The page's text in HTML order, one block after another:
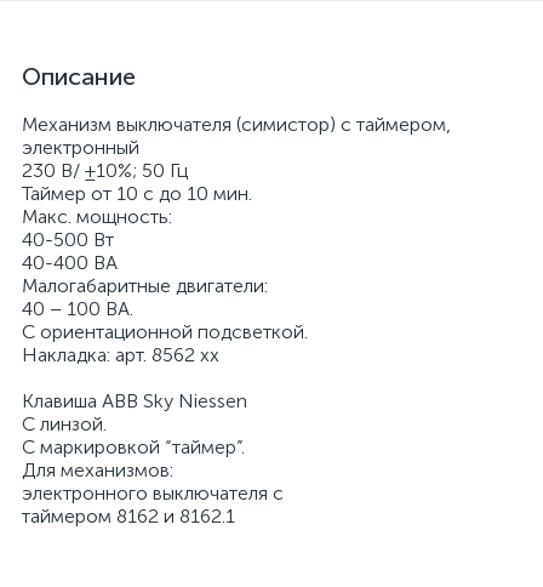
Описание
Механизм выключателя (симистор) с таймером,
электронный
230 В/ ±10%; 50 Гц
Таймер от 10 с до 10 мин.
Макс. мощность:
40-500 Вт
40-400 ВА
Малогабаритные двигатели:
40 – 100 ВА.
С ориентационной подсветкой.
Накладка: арт. 8562 xx
Клавиша ABB Sky Niessen
С линзой.
С маркировкой “таймер”.
Для механизмов:
электронного выключателя с
таймером 8162 и 8162.1